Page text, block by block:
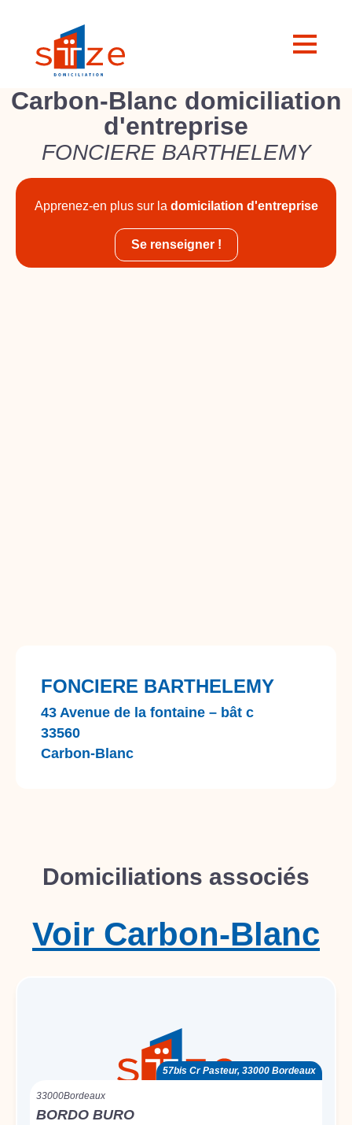
Carbon-Blanc domiciliation
d'entreprise
FONCIERE BARTHELEMY
Apprenez-en plus sur la domicilation d'entreprise
Se renseigner !
FONCIERE BARTHELEMY
43 Avenue de la fontaine – bât c
33560
Carbon-Blanc
Domiciliations associés
Carbon-Blanc
Voir
57bis Cr Pasteur, 33000 Bordeaux
33000Bordeaux
BORDO BURO